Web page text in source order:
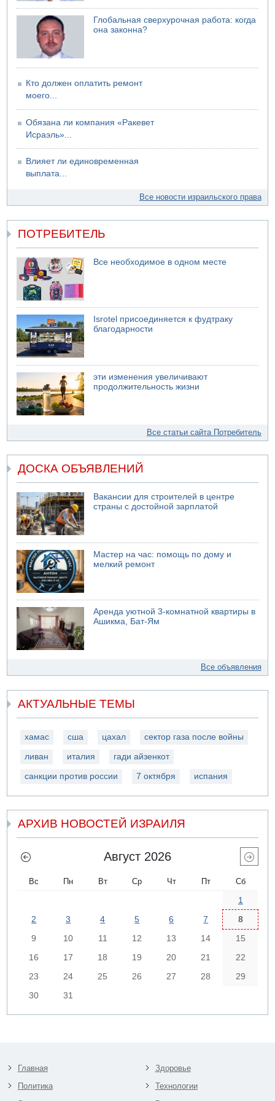
Глобальная сверхурочная работа: когда
она законна?
Кто должен оплатить ремонт
моего...
Обязана ли компания «Ракевет
Исраэль»...
Влияет ли единовременная
выплата...
Все новости израильского права
ПОТРЕБИТЕЛЬ
Все необходимое в одном месте
Isrotel присоединяется к фудтраку
благодарности
эти изменения увеличивают
продолжительность жизни
Все статьи сайта Потребитель
ДОСКА ОБЪЯВЛЕНИЙ
Вакансии для строителей в центре
страны с достойной зарплатой
Мастер на час: помощь по дому и
мелкий ремонт
Аренда уютной 3-комнатной квартиры в
Ашикма, Бат-Ям
Все объявления
АКТУАЛЬНЫЕ ТЕМЫ
хамас сша цахал сектор газа после войны
ливан италия гади айзенкот
санкции против россии 7 октября испания
АРХИВ НОВОСТЕЙ ИЗРАИЛЯ
Август 2026
Вс Пн Вт Ср Чт Пт Сб
1
2
3 4 5 6 7
8
9
10 11 12 13 14
15
16
17 18 19 20 21
22
23
24 25 26 27 28
29
30
31
Главная
Политика
Здоровье
Технологии